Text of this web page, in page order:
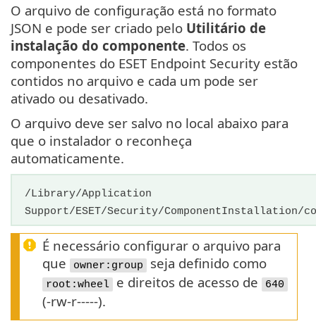
O arquivo de configuração está no formato
JSON e pode ser criado pelo Utilitário de
instalação do componente. Todos os
componentes do ESET Endpoint Security estão
contidos no arquivo e cada um pode ser
ativado ou desativado.
O arquivo deve ser salvo no local abaixo para
que o instalador o reconheça
automaticamente.
/Library/Application
Support/ESET/Security/ComponentInstallation/
É necessário configurar o arquivo para
que
owner:group seja definido como
root:wheel e direitos de acesso de 640
(-rw-r-----).